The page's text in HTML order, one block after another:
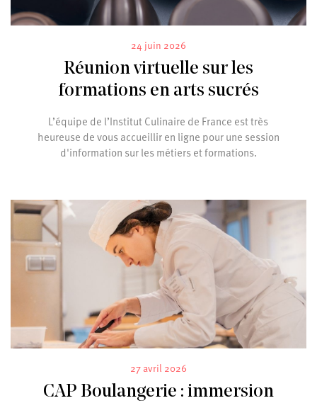
24 juin 2026
Réunion virtuelle sur les
formations en arts sucrés
L’équipe de l’Institut Culinaire de France est très
heureuse de vous accueillir en ligne pour une session
d'information sur les métiers et formations.
27 avril 2026
CAP Boulangerie : immersion